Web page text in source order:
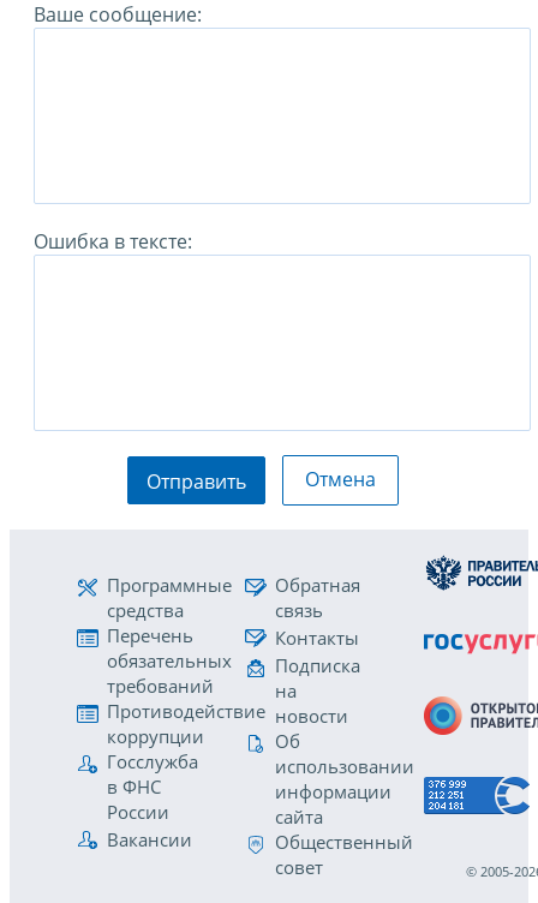
Ваше сообщение:
Ошибка в тексте:
Отправить Отмена
Программные
средства
Перечень
обязательных
требований
Противодействие
коррупции
Госслужба
в ФНС
России
Вакансии
Обратная
связь
Контакты
Подписка
на
новости
Об
использовании
информации
сайта
Общественный
совет
© 2005-